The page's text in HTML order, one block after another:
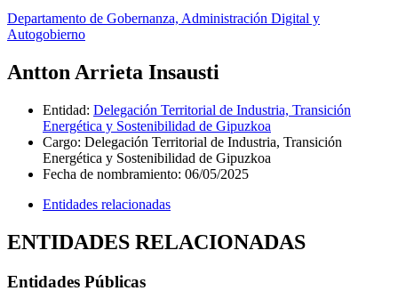
Departamento de Gobernanza, Administración Digital y
Autogobierno
Antton Arrieta Insausti
Entidad: Delegación Territorial de Industria, Transición
Energética y Sostenibilidad de Gipuzkoa
Cargo: Delegación Territorial de Industria, Transición
Energética y Sostenibilidad de Gipuzkoa
Fecha de nombramiento: 06/05/2025
Entidades relacionadas
ENTIDADES RELACIONADAS
Entidades Públicas